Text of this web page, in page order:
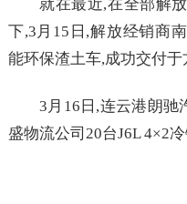
就在最近,在全部解
下,3月15日,解放经销商
能环保渣土车,成功交付于
3月16日,连云港朗驰
盛物流公司20台J6L 4×2冷